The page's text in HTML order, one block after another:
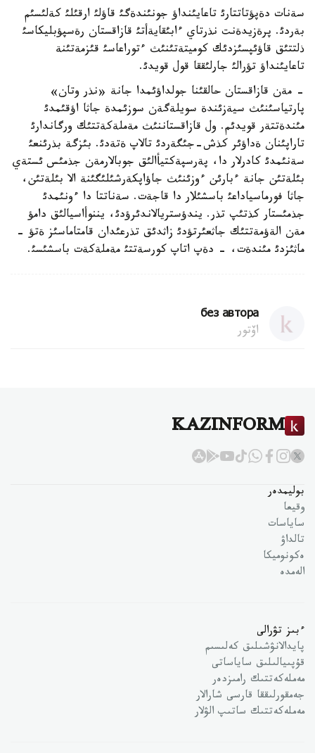
سةنات دةپؤتاتتارئ تاعايئنداؤ جونئندةگئ قاؤلئ ارقئلئ كةلئسئم
بةردئ. پرةزيدةنت نذرتاي ءابئقايةأتئ قازاقستان رةسپؤبليكاسئ
ذلتتئق قاؤئپسئزدئك كوميتةتئنئث ءتوراعاسئ قئزمةتئنة
تاعايئنداؤ تؤرالئ جارلئققا قول قويدئ.
- مةن قازاقستان حالقئنا جولداؤئمدا جانة «نذر وتان»
پارتياسئنئث سيةزئندة سويلةگةن سوزئمدة جاثا اؤقئمدئ
مئندةتتةر قويدئم. ول قازاقستاننئث مةملةكةتتئك ورگاندارئ
تاراپئنان ةداؤئر كذش-جئگةردئ تالاپ ةتةدئ. بئزگة بذرئنعئ
سةنئمدئ كادرلار دا، پةرسپةكتيأالئق جوبالارمةن جذمئس ئستةي
بئلةتئن جانة ءبارئن ءوزئنئث جاؤاپكةرشئلئگئنة الا بئلةتئن،
جاثا فورماسياداعئ باسشئلار دا قاجةت. سةناتتا دا ءونئمدئ
جذمئستار كذتئپ تذر. يندؤستريالاندئرؤدئ، يننوأاسيالئق دامؤ
مةن الةؤمةتتئك جاثعئرتؤدئ زاثدئق تذرعئدان قامتاماسئز ةتؤ -
ماثئزدئ مئندةت، - دةپ اتاپ كورسةتتئ مةملةكةت باسشئسئ.
без автора
اۆتور
KAZINFORM
بوليمدەر
وقيعا
ساياسات
تالداۋ
ەكونوميكا
الەمدە
ءبىز تۋرالى
پايدالانۋشىلىق كەلىسىم
قۇپىيالىلىق ساياساتى
مەملەكەتتىك رامىزدەر
جەمقورلىققا قارسى شارالار
مەملەكەتتىك ساتىپ الۋلار